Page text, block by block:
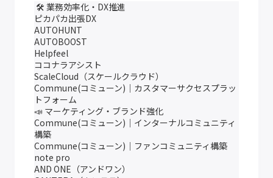
🛠 業務効率化・DX推進
ピカパカ出張DX
AUTOHUNT
AUTOBOOST
Helpfeel
ココナラアシスト
ScaleCloud（スケールクラウド）
Commune(コミューン)｜カスタマーサクセスプラッ
トフォーム
📣 マーケティング・ブランド強化
Commune(コミューン)｜インターナルコミュニティ
構築
Commune(コミューン)｜ファンコミュニティ構築
note pro
AND ONE（アンドワン）